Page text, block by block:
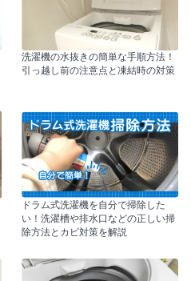
洗濯機の水抜きの簡単な手順方法！
引っ越し前の注意点と凍結時の対策
ドラム式洗濯機を自分で掃除した
い！洗濯槽や排水口などの正しい掃
除方法とカビ対策を解説